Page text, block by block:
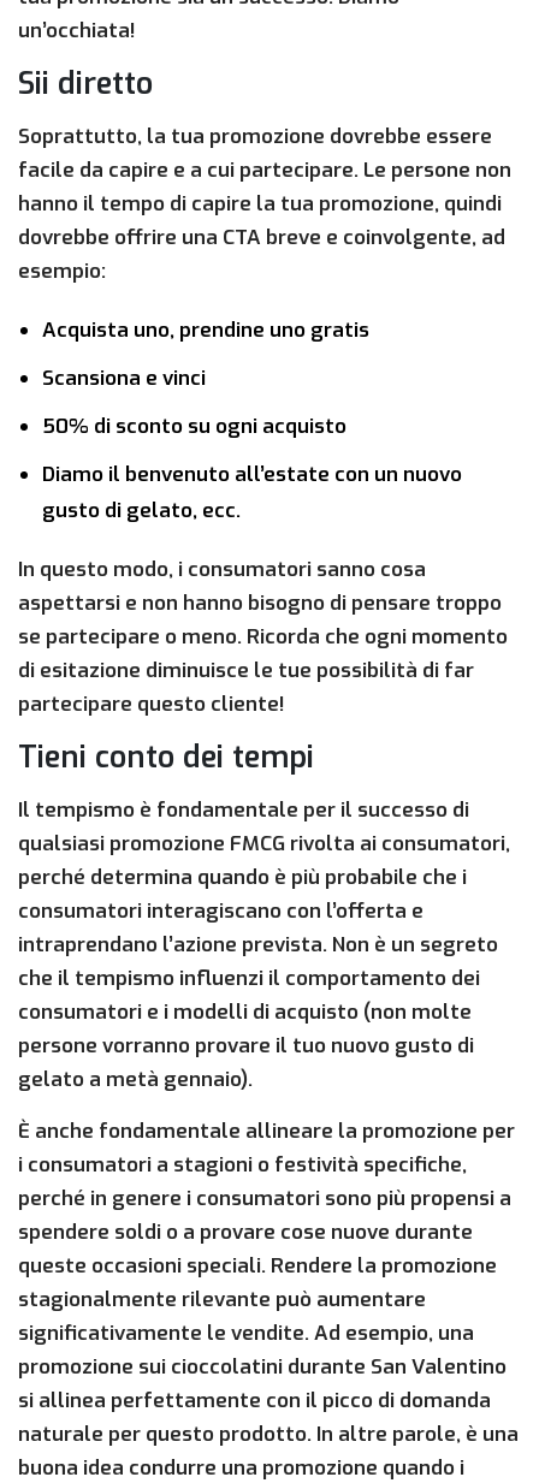
un’occhiata!
Sii diretto
Soprattutto, la tua promozione dovrebbe essere
facile da capire e a cui partecipare. Le persone non
hanno il tempo di capire la tua promozione, quindi
dovrebbe offrire una CTA breve e coinvolgente, ad
esempio:
Acquista uno, prendine uno gratis
Scansiona e vinci
50% di sconto su ogni acquisto
Diamo il benvenuto all’estate con un nuovo
gusto di gelato, ecc.
In questo modo, i consumatori sanno cosa
aspettarsi e non hanno bisogno di pensare troppo
se partecipare o meno. Ricorda che ogni momento
di esitazione diminuisce le tue possibilità di far
partecipare questo cliente!
Tieni conto dei tempi
Il tempismo è fondamentale per il successo di
qualsiasi promozione FMCG rivolta ai consumatori,
perché determina quando è più probabile che i
consumatori interagiscano con l’offerta e
intraprendano l’azione prevista. Non è un segreto
che il tempismo influenzi il comportamento dei
consumatori e i modelli di acquisto (non molte
persone vorranno provare il tuo nuovo gusto di
gelato a metà gennaio).
È anche fondamentale allineare la promozione per
i consumatori a stagioni o festività specifiche,
perché in genere i consumatori sono più propensi a
spendere soldi o a provare cose nuove durante
queste occasioni speciali. Rendere la promozione
stagionalmente rilevante può aumentare
significativamente le vendite. Ad esempio, una
promozione sui cioccolatini durante San Valentino
si allinea perfettamente con il picco di domanda
naturale per questo prodotto. In altre parole, è una
buona idea condurre una promozione quando i